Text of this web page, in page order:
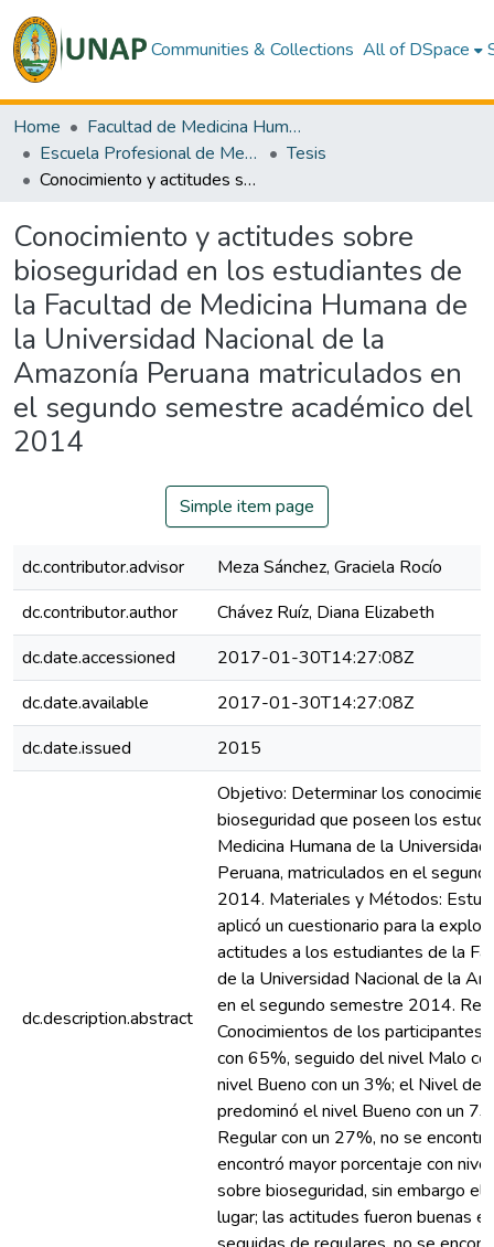
Communities & Collections All of DSpace
Home
Facultad de Medicina Humana
Escuela Profesional de Medicina Humana
Tesis
Conocimiento y actitudes sobre bioseguridad en los estudiantes de la Facultad de Medicina Humana de la Universidad Nacional de la Amazonía Peruana matriculados en el segundo semestre académico del 2014
Conocimiento y actitudes sobre
bioseguridad en los estudiantes de
la Facultad de Medicina Humana de
la Universidad Nacional de la
Amazonía Peruana matriculados en
el segundo semestre académico del
2014
Simple item page
dc.contributor.advisor
Meza Sánchez, Graciela Rocío
dc.contributor.author
Chávez Ruíz, Diana Elizabeth
dc.date.accessioned
2017-01-30T14:27:08Z
dc.date.available
2017-01-30T14:27:08Z
dc.date.issued
2015
dc.description.abstract
Objetivo: Determinar los
bioseguridad que poseen los
Medicina Humana de la
Peruana, matriculados en el
2014. Materiales y Métodos:
aplicó un cuestionario para la
actitudes a los estudiantes de la
de la Universidad Nacional de la
en el segundo semestre 2014.
Conocimientos de los participantes
con 65%, seguido del nivel Malo
nivel Bueno con un 3%; el Nivel
predominó el nivel Bueno con un
Regular con un 27%, no se
encontró mayor porcentaje con
sobre bioseguridad, sin embargo el
lugar; las actitudes fueron buenas